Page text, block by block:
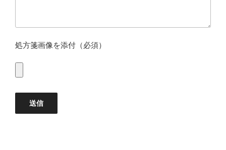
処方箋画像を添付（必須）